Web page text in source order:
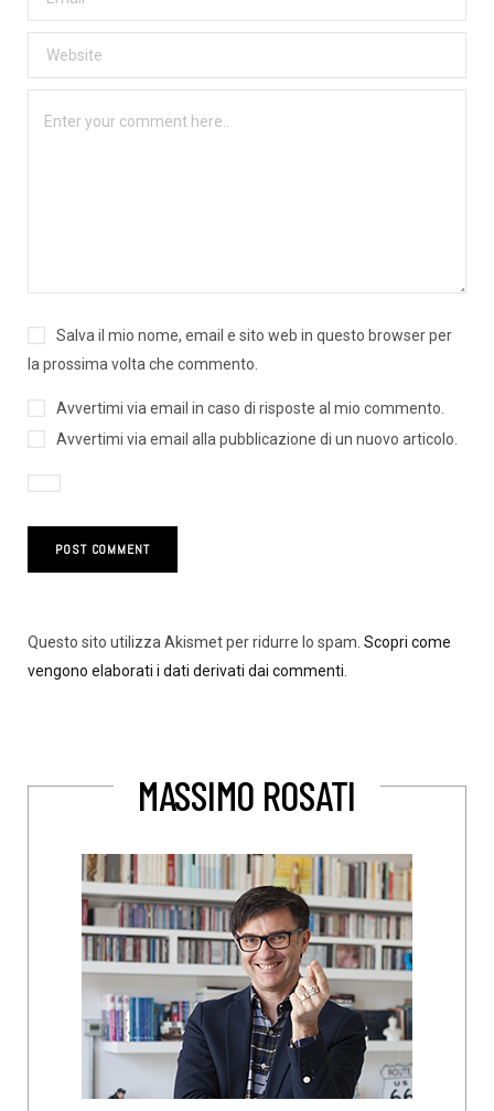
Salva il mio nome, email e sito web in questo browser per
la prossima volta che commento.
Avvertimi via email in caso di risposte al mio commento.
Avvertimi via email alla pubblicazione di un nuovo articolo.
Questo sito utilizza Akismet per ridurre lo spam. Scopri come
vengono elaborati i dati derivati dai commenti.
MASSIMO ROSATI